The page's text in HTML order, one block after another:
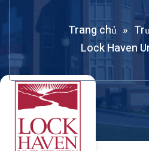
Trang chủ »
Lock Haven